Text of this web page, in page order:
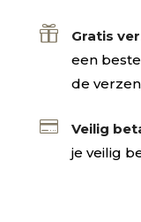
 Gratis
een
de
 Veilig
je veilig